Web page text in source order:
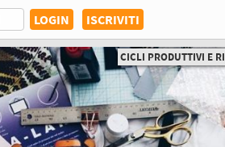
ISCRIVITI
CICLI PRODUTTIVI E